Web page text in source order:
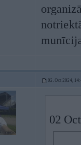
02. Oct 2024,
02